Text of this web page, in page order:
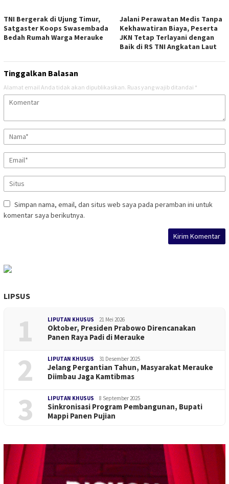
TNI Bergerak di Ujung Timur,
Satgaster Koops Swasembada
Bedah Rumah Warga Merauke
Jalani Perawatan Medis Tanpa
Kekhawatiran Biaya, Peserta
JKN Tetap Terlayani dengan
Baik di RS TNI Angkatan Laut
Tinggalkan Balasan
Alamat email Anda tidak akan dipublikasikan. Ruas yang wajib ditandai *
Simpan nama, email, dan situs web saya pada peramban ini untuk
komentar saya berikutnya.
LIPSUS
1 LIPUTAN KHUSUS 21 Mei 2026
Oktober, Presiden Prabowo Direncanakan
Panen Raya Padi di Merauke
2 LIPUTAN KHUSUS 31 Desember 2025
Jelang Pergantian Tahun, Masyarakat Merauke
Diimbau Jaga Kamtibmas
3 LIPUTAN KHUSUS 8 September 2025
Sinkronisasi Program Pembangunan, Bupati
Mappi Panen Pujian